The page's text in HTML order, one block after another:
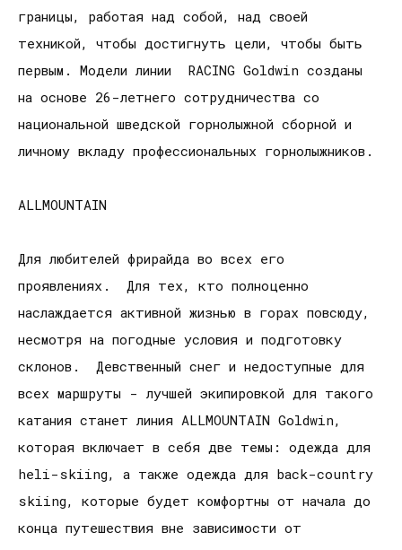
границы, работая над собой, над своей
техникой, чтобы достигнуть цели, чтобы быть
первым. Модели линии RACING Goldwin созданы
на основе 26-летнего сотрудничества со
национальной шведской горнолыжной сборной и
личному вкладу профессиональных горнолыжников.
ALLMOUNTAIN
Для любителей фрирайда во всех его
проявлениях. Для тех, кто полноценно
наслаждается активной жизнью в горах повсюду,
несмотря на погодные условия и подготовку
склонов. Девственный снег и недоступные для
всех маршруты - лучшей экипировкой для такого
катания станет линия ALLMOUNTAIN Goldwin,
которая включает в себя две темы: одежда для
heli-skiing, а также одежда для back-country
skiing, которые будет комфортны от начала до
конца путешествия вне зависимости от